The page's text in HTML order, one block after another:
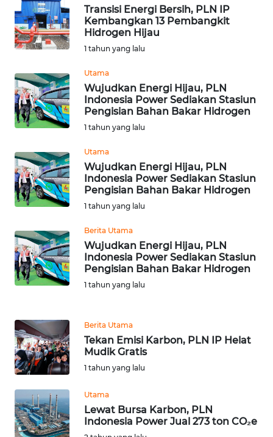
Transisi Energi Bersih, PLN IP
Kembangkan 13 Pembangkit
Hidrogen Hijau
1 tahun yang lalu
Utama
Wujudkan Energi Hijau, PLN
Indonesia Power Sediakan Stasiun
Pengisian Bahan Bakar Hidrogen
1 tahun yang lalu
Utama
Wujudkan Energi Hijau, PLN
Indonesia Power Sediakan Stasiun
Pengisian Bahan Bakar Hidrogen
1 tahun yang lalu
Berita Utama
Wujudkan Energi Hijau, PLN
Indonesia Power Sediakan Stasiun
Pengisian Bahan Bakar Hidrogen
1 tahun yang lalu
Berita Utama
Tekan Emisi Karbon, PLN IP Helat
Mudik Gratis
1 tahun yang lalu
Utama
Lewat Bursa Karbon, PLN
Indonesia Power Jual 273 ton CO₂e
WN
MALUT
WN
DANAU
TOBA
WN
NIAS
WN
WN
TAPANULI
SELATAN
TANJUNG
LESUNG
WN
KARO
WN
SIMALUNGUN